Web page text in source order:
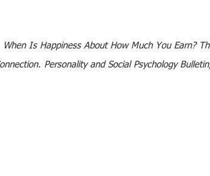
Is Happiness About How Much You Earn?
Personality and Social Psychology